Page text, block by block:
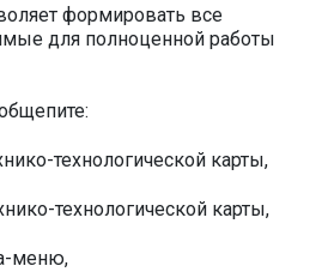
формировать все
для полноценной работы
технологической карты,
технологической карты,
меню,